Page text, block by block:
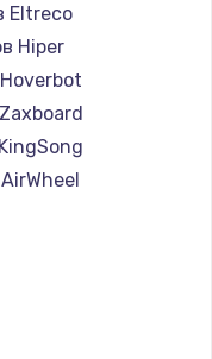
Eltreco
Hiper
Hunter
Joyor